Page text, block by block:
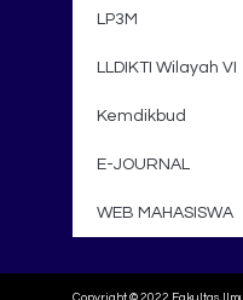
LP3M
LLDIKTI Wilayah VI
Kemdikbud
E-JOURNAL
WEB MAHASISWA